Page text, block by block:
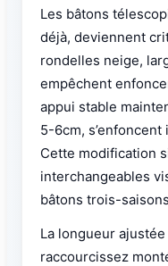
Les bâtons
déjà, deviennent
rondelles neige,
empêchent
appui stable
5-6cm,
Cette modification
interchangeables
bâtons trois-
La longueur
raccourcissez